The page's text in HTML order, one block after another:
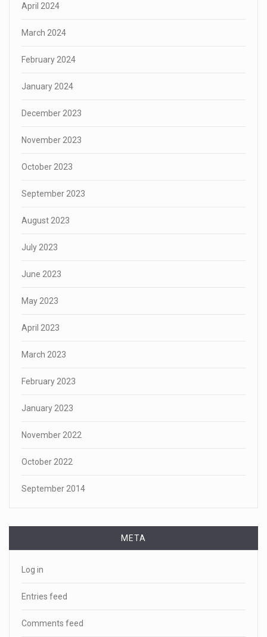
April 2024
March 2024
February 2024
January 2024
December 2023
November 2023
October 2023
September 2023
August 2023
July 2023
June 2023
May 2023
April 2023
March 2023
February 2023
January 2023
November 2022
October 2022
September 2014
META
Log in
Entries feed
Comments feed